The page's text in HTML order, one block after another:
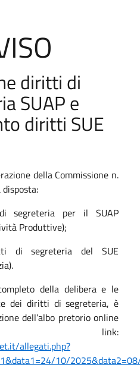
diritti di
SUAP e
diritti SUE
della Commissione n.
segreteria per il SUAP
Produttive);
di segreteria del SUE
della delibera e le
dei diritti di segreteria, è
dell’albo pretorio online
link:
allegati.php?
10/